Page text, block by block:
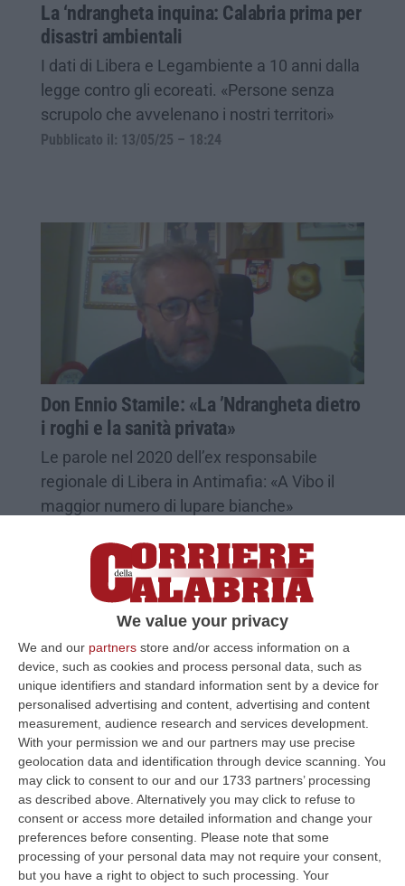
We value your privacy
We and our partners store and/or access information on a
device, such as cookies and process personal data, such as
unique identifiers and standard information sent by a device for
personalised advertising and content, advertising and content
measurement, audience research and services development.
With your permission we and our partners may use precise
geolocation data and identification through device scanning. You
may click to consent to our and our 1733 partners’ processing
as described above. Alternatively you may click to refuse to
consent or access more detailed information and change your
preferences before consenting.
Please note that some
processing of your personal data may not require your consent,
but you have a right to object to such processing. Your
La ‘ndrangheta inquina: Calabria prima per
disastri ambientali
I dati di Libera e Legambiente a 10 anni dalla
legge contro gli ecoreati. «Persone senza
scrupolo che avvelenano i nostri territori»
Pubblicato il: 13/05/25 – 18:24
Don Ennio Stamile: «La ’Ndrangheta dietro
i roghi e la sanità privata»
Le parole nel 2020 dell’ex responsabile
regionale di Libera in Antimafia: «A Vibo il
maggior numero di lupare bianche»
Borrello: «C’è una Calabria che non ha
abbassato la testa alla ‘ndrangheta»
Il referente regionale di Libera ospite a
Telesuonano: «Le storie delle vittime